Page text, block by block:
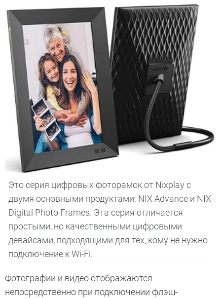
Это серия цифровых фоторамок от Nixplay с
двумя основными продуктами: NIX Advance и NIX
Digital Photo Frames. Эта серия отличается
простыми, но качественными цифровыми
девайсами, подходящими для тех, кому не нужно
подключение к Wi-Fi.
Фотографии и видео отображаются
непосредственно при подключении флэш-